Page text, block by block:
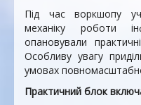
Під час воркшопу
механіку роботи
опановували
Особливу увагу
умовах
Практичний блок